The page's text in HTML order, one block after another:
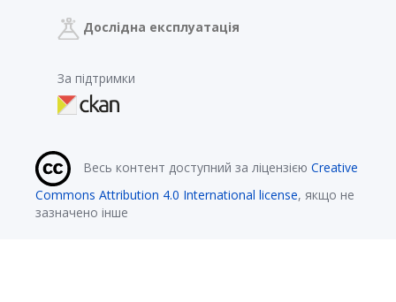
Дослідна експлуатація
За підтримки
Весь контент доступний за ліцензією Creative
Commons Attribution 4.0 International license, якщо не
зазначено інше